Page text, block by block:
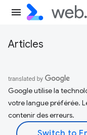
Articles
Google utilise la
votre langue préférée.
contenir des erreurs.